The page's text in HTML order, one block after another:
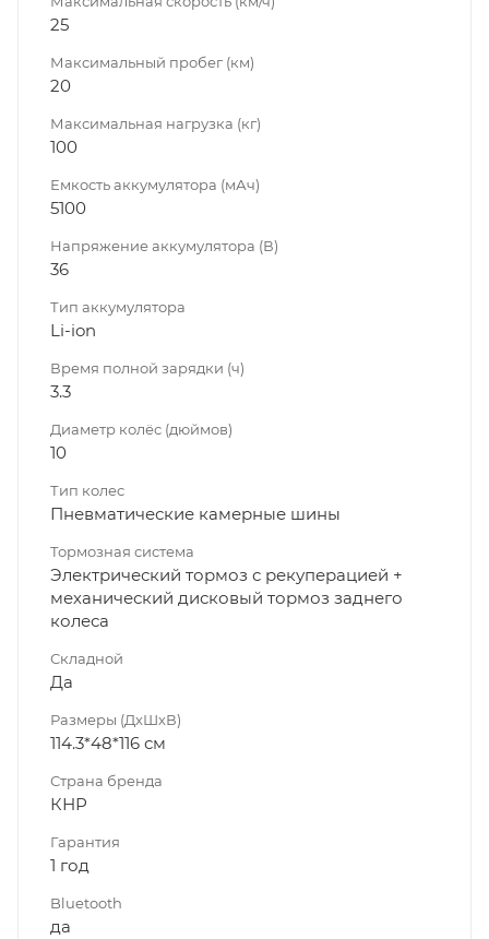
25
Максимальный пробег (км)
20
Максимальная нагрузка (кг)
100
Емкость аккумулятора (мАч)
5100
Напряжение аккумулятора (В)
36
Тип аккумулятора
Li-ion
Время полной зарядки (ч)
3.3
Диаметр колёс (дюймов)
10
Тип колес
Пневматические камерные шины
Тормозная система
Электрический тормоз с рекуперацией +
механический дисковый тормоз заднего
колеса
Складной
Да
Размеры (ДхШхВ)
114.3*48*116 см
Страна бренда
КНР
Гарантия
1 год
Bluetooth
да